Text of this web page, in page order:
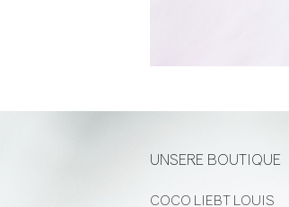
UNSERE BOUTIQUE
COCO LIEBT LOUIS